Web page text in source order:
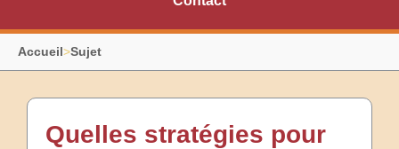
Accueil>Sujet
Quelles stratégies pour